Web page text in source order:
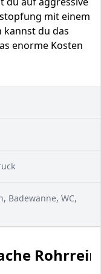
mit einem
kannst du das
enorme Kosten
Badewanne, WC,